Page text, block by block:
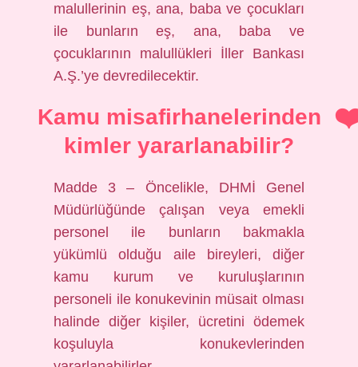
malullerinin eş, ana, baba ve çocukları
ile bunların eş, ana, baba ve
çocuklarının malullükleri İller Bankası
A.Ş.’ye devredilecektir.
Kamu misafirhanelerinden
kimler yararlanabilir?
Madde 3 – Öncelikle, DHMİ Genel
Müdürlüğünde çalışan veya emekli
personel ile bunların bakmakla
yükümlü olduğu aile bireyleri, diğer
kamu kurum ve kuruluşlarının
personeli ile konukevinin müsait olması
halinde diğer kişiler, ücretini ödemek
koşuluyla konukevlerinden